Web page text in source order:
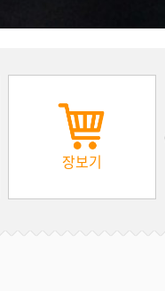
장보기